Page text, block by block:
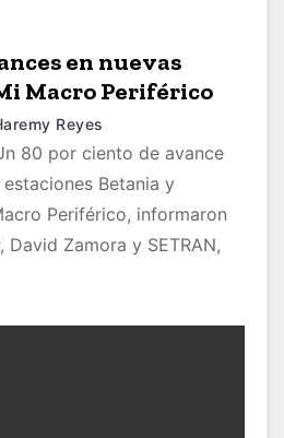
en nuevas
Macro Periférico
Reyes
80 por ciento de avance
Betania y
Periférico, informaron
David Zamora y SETRAN,